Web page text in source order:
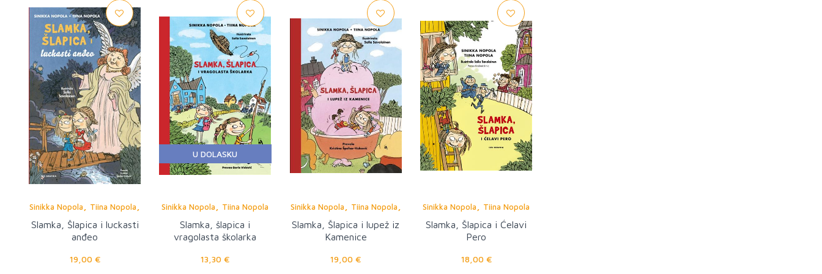
Sinikka Nopola Tiina Nopola
Salla Savolainen
Slamka, Šlapica i luckasti
anđeo
19,00 €
U DOLASKU
Sinikka Nopola Tiina Nopola
Slamka, šlapica i
vragolasta školarka
13,30 €
Sinikka Nopola Tiina Nopola
Salla Savolainen
Slamka, Šlapica i lupež iz
Kamenice
19,00 €
Sinikka Nopola Tiina Nopola
Slamka, Šlapica i Ćelavi
Pero
18,00 €